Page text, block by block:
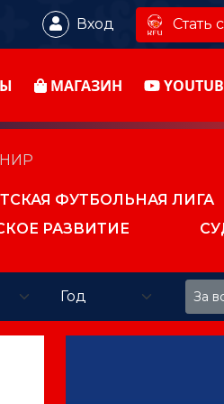
Вход Стать
МАГАЗИН
ФУТБОЛЬНАЯ ЛИГА
РАЗВИТИЕ
За